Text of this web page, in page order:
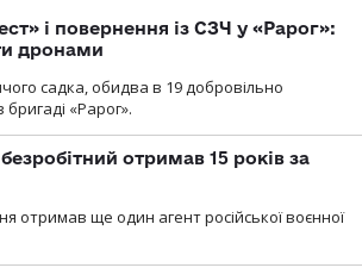
і повернення із СЗЧ у «Рарог»:
дронами
садка, обидва в 19 добровільно
«Рарог».
отримав 15 років за
отримав ще один агент російської воєнної